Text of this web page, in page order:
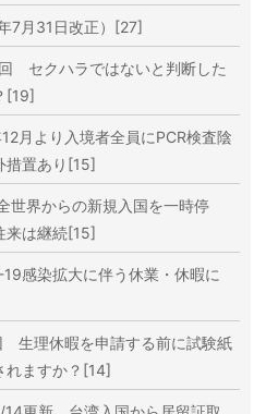
7月31日改正）[27]
セクハラではないと判断した
[19]
月より入境者全員にPCR検査陰
置あり[15]
世界からの新規入国を一時停
来は継続[15]
感染拡大に伴う休業・休暇に
生理休暇を申請する前に試験紙
れますか？[14]